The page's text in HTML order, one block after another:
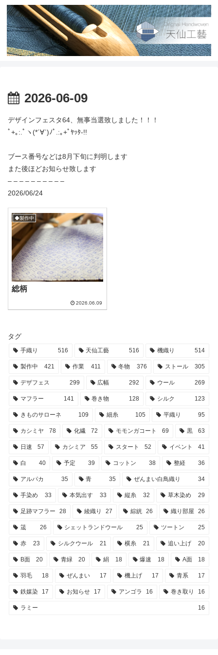
2026-06-09
デザインフェスタ64、無事当選致しました！！！
ﾟ+｡:.ﾟヽ(*´∀`)ﾉﾟ.:｡+ﾟﾔｯﾀ-!!
ブース番号などは8月下旬に判明します
また後ほどお知らせ致します
– – – – – – – – – –
2026/06/24
◆製作中
総柄
2026.06.09
タグ
手織り 516 天仙工藝 516 機織り 514
製作中 421 作業 411 冬物 376 ストール 305
デザフェス 299 広幅 292 ウール 269
マフラー 141 巻き物 128 シルク 123
きものサローネ 109 細糸 105 平織り 95
カシミヤ 78 化繊 72 モモンガコート 69 黒 63
日速 57 カシミア 55 スタート 52 イベント 41
白 40 予定 39 コットン 38 整経 36
アルパカ 35 青 35 ぜんまい白鳥織り 34
手染め 33 本気出す 33 縦糸 32 草木染め 29
足跡マフラー 28 綾織り 27 綜絖 26 織り部屋 26
筬 26 シェットランドウール 25 ツートン 25
赤 23 シルクウール 21 横糸 21 追い上げ 20
B面 20 青緑 20 絹 18 爆速 18 A面 18
羽毛 18 ぜんまい 17 機上げ 17 青系 17
鉄媒染 17 お知らせ 17 アンゴラ 16 巻き取り 16
ラミー 16